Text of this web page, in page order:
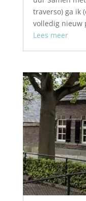
traverso) ga ik
volledig nieuw
Lees meer